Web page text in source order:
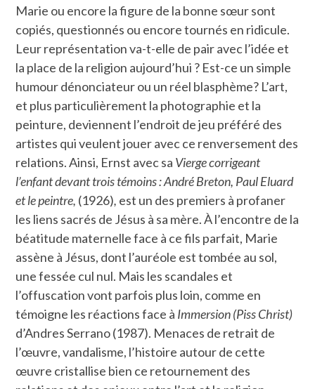
Marie ou encore la figure de la bonne sœur sont
copiés, questionnés ou encore tournés en ridicule.
Leur représentation va-t-elle de pair avec l’idée et
la place de la religion aujourd’hui ? Est-ce un simple
humour dénonciateur ou un réel blasphème? L’art,
et plus particulièrement la photographie et la
peinture, deviennent l’endroit de jeu préféré des
artistes qui veulent jouer avec ce renversement des
relations. Ainsi, Ernst avec sa Vierge corrigeant
l’enfant devant trois témoins : André Breton, Paul Eluard
et le peintre, (1926), est un des premiers à profaner
les liens sacrés de Jésus à sa mère. À l’encontre de la
béatitude maternelle face à ce fils parfait, Marie
assène à Jésus, dont l’auréole est tombée au sol,
une fessée cul nul. Mais les scandales et
l’offuscation vont parfois plus loin, comme en
témoigne les réactions face à Immersion (Piss Christ)
d’Andres Serrano (1987). Menaces de retrait de
l’œuvre, vandalisme, l’histoire autour de cette
œuvre cristallise bien ce retournement des